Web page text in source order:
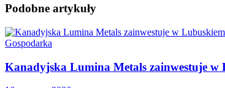
Podobne artykuły
Gospodarka
Kanadyjska Lumina Metals zainwestuje w